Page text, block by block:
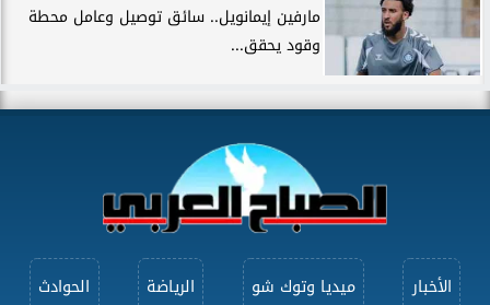
مارفين إيمانويل.. سائق توصيل وعامل محطة
وقود يحقق...
الأخبار ميديا وتوك شو الرياضة الحوادث